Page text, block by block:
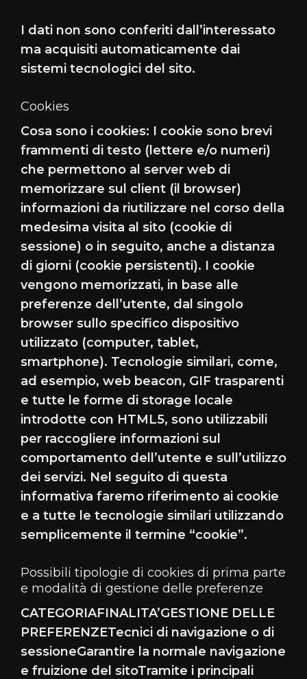
I dati non sono conferiti dall’interessato
ma acquisiti automaticamente dai
sistemi tecnologici del sito.
Cookies
Cosa sono i cookies: I cookie sono brevi
frammenti di testo (lettere e/o numeri)
che permettono al server web di
memorizzare sul client (il browser)
informazioni da riutilizzare nel corso della
medesima visita al sito (cookie di
sessione) o in seguito, anche a distanza
di giorni (cookie persistenti). I cookie
vengono memorizzati, in base alle
preferenze dell’utente, dal singolo
browser sullo specifico dispositivo
utilizzato (computer, tablet,
smartphone). Tecnologie similari, come,
ad esempio, web beacon, GIF trasparenti
e tutte le forme di storage locale
introdotte con HTML5, sono utilizzabili
per raccogliere informazioni sul
comportamento dell’utente e sull’utilizzo
dei servizi. Nel seguito di questa
informativa faremo riferimento ai cookie
e a tutte le tecnologie similari utilizzando
semplicemente il termine “cookie”.
Possibili tipologie di cookies di prima parte
e modalità di gestione delle preferenze
CATEGORIAFINALITA’GESTIONE DELLE
PREFERENZETecnici di navigazione o di
sessioneGarantire la normale navigazione
e fruizione del sitoTramite i principali